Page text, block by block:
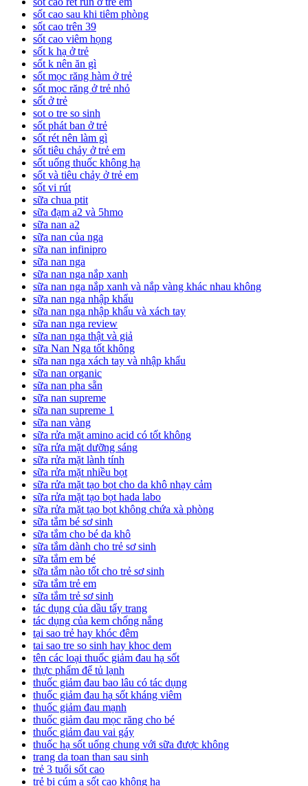
sốt cao sau khi tiêm phòng
sốt cao trên 39
sốt cao viêm họng
sốt k hạ ở trẻ
sốt k nên ăn gì
sốt mọc răng hàm ở trẻ
sốt mọc răng ở trẻ nhỏ
sốt ở trẻ
sot o tre so sinh
sốt phát ban ở trẻ
sốt rét nên làm gì
sốt tiêu chảy ở trẻ em
sốt uống thuốc không hạ
sốt và tiêu chảy ở trẻ em
sốt vi rút
sữa chua ptit
sữa đạm a2 và 5hmo
sữa nan a2
sữa nan của nga
sữa nan infinipro
sữa nan nga
sữa nan nga nắp xanh
sữa nan nga nắp xanh và nắp vàng khác nhau không
sữa nan nga nhập khẩu
sữa nan nga nhập khẩu và xách tay
sữa nan nga review
sữa nan nga thật và giả
sữa Nan Nga tốt không
sữa nan nga xách tay và nhập khẩu
sữa nan organic
sữa nan pha sẵn
sữa nan supreme
sữa nan supreme 1
sữa nan vàng
sữa rửa mặt amino acid có tốt không
sữa rửa mặt dưỡng sáng
sữa rửa mặt lành tính
sữa rửa mặt nhiều bọt
sữa rửa mặt tạo bọt cho da khô nhạy cảm
sữa rửa mặt tạo bọt hada labo
sữa rửa mặt tạo bọt không chứa xà phòng
sữa tắm bé sơ sinh
sữa tắm cho bé da khô
sữa tắm dành cho trẻ sơ sinh
sữa tắm em bé
sữa tắm nào tốt cho trẻ sơ sinh
sữa tắm trẻ em
sữa tắm trẻ sơ sinh
tác dụng của dầu tẩy trang
tác dụng của kem chống nắng
tại sao trẻ hay khóc đêm
tai sao tre so sinh hay khoc dem
tên các loại thuốc giảm đau hạ sốt
thực phẩm để tủ lạnh
thuốc giảm đau bao lâu có tác dụng
thuốc giảm đau hạ sốt kháng viêm
thuốc giảm đau mạnh
thuốc giảm đau mọc răng cho bé
thuốc giảm đau vai gáy
thuốc hạ sốt uống chung với sữa được không
trang da toan than sau sinh
trẻ 3 tuổi sốt cao
trẻ bị cúm a sốt cao không hạ